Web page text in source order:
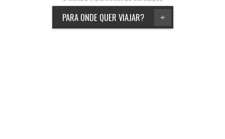
+
PARA ONDE QUER VIAJAR?